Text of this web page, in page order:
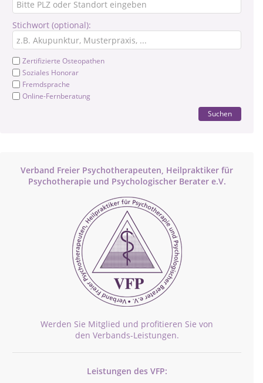
Stichwort (optional):
Zertifizierte Osteopathen
Soziales Honorar
Fremdsprache
Online-Fernberatung
Suchen
Verband Freier Psychotherapeuten, Heilpraktiker für
Psychotherapie und Psychologischer Berater e.V.
Werden Sie Mitglied und profitieren Sie von
den Verbands-Leistungen.
Leistungen des VFP: